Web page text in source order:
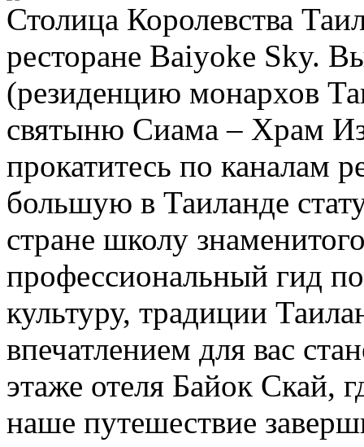
Столица Королевства
ресторане Baiyoke Sky.
(резиденцию монархов
святыню Сиама – Храм
прокатитесь по каналам
большую в Таиланде
стране школу
профессиональный гид
культуру, традиции
впечатлением для вас
этаже отеля Байок Скай,
наше путешествие